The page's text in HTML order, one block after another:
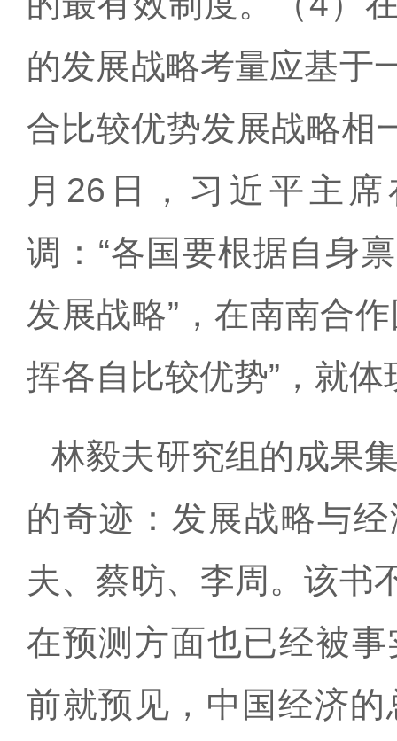
的发展战略考量应基于
合比较优势发展战略相
月26日，习近平主
调：“各国要根据自身
发展战略”，在南南合
挥各自比较优势”，就
林毅夫研究组的成果
的奇迹：发展战略与
夫、蔡昉、李周。该书
在预测方面也已经被
前就预见，中国经济